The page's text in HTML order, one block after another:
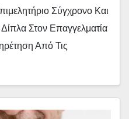
– (audio)Σύγχρονο Και
Στον Επαγγελματία
Από Τις